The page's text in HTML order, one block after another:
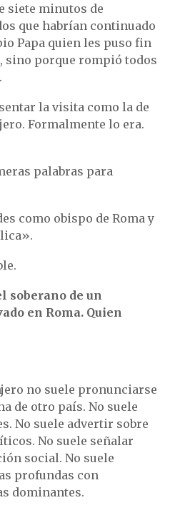
siete minutos de
que habrían continuado
Papa quien les puso fin
sino porque rompió todos
la visita como la de
Formalmente lo era.
palabras para
como obispo de Roma y
soberano de un
en Roma. Quien
no suele pronunciarse
de otro país. No suele
No suele advertir sobre
No suele señalar
social. No suele
profundas con
dominantes.